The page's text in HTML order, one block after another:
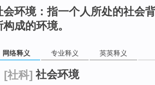
会环境：指一个人所处的社会
构成的环境。
网络释义 专业释义 英英释义
[社科] 社会环境